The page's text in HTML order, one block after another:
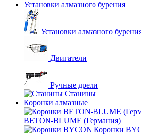
Установки алмазного бурения
Установки алмазного
Двигатели
Ручные дрели
Станины
Коронки алмазные
BETON-BLUME (Германия)
Коронки